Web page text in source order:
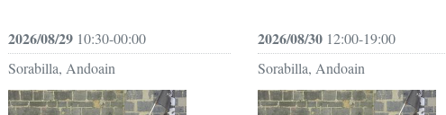
2026/08/2910:30-00:00
Sorabilla, Andoain
2026/08/30 12:00-19:00
Sorabilla, Andoain